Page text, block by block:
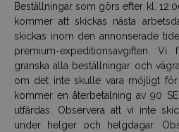
Beställningar som görs efter kl.
kommer att skickas nästa
skickas inom den annonserade
premium-expeditionsavgiften.
granska alla beställningar och
om det inte skulle vara möjligt
kommer en återbetalning av 90
utfärdas. Observera att vi inte
under helger och helgdagar.